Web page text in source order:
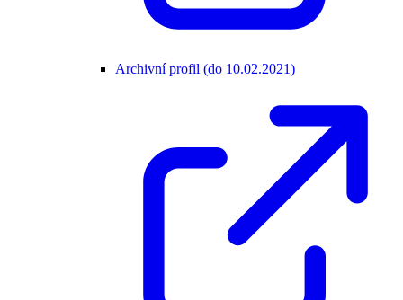
Archivní profil (do 10.02.2021)